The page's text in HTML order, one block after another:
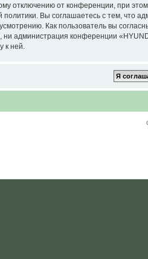
отключению от конференции, при
политики. Вы соглашаетесь с тем, что
Как пользователь вы
администрация конференции
к ней.